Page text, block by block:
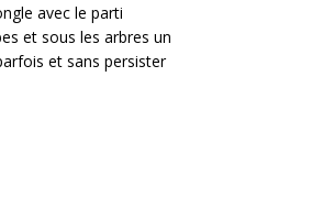
avec le parti
et sous les arbres un
et sans persister